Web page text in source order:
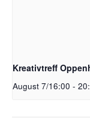
Kreativtreff
August 7/16:00 -